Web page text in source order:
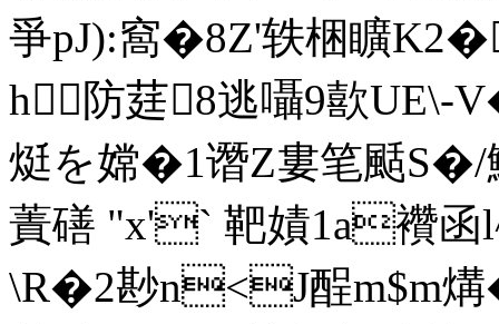
爭pJ):窩�8Z'轶梱矌
h防莛8逃囁9歖UE\-
烶を嫦�1谮Z婁笔 颳S�/
蔶磰 "x'` 靶嫧1a襸函l^
\R�2尠n<J酲m$m